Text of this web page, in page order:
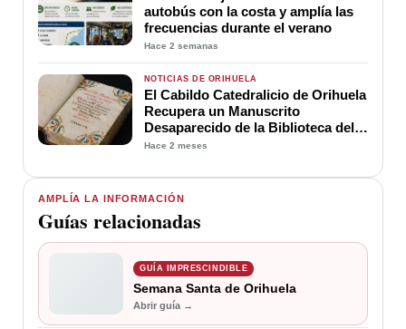
AMPLÍA LA INFORMACIÓN
Guías relacionadas
GUÍA IMPRESCINDIBLE
Semana Santa de Orihuela
Abrir guía →
autobús con la costa y amplía las
frecuencias durante el verano
Hace 2 semanas
NOTICIAS DE ORIHUELA
El Cabildo Catedralicio de Orihuela
Recupera un Manuscrito
Desaparecido de la Biblioteca del
Seminario Diocesano de Orihuela.
Hace 2 meses